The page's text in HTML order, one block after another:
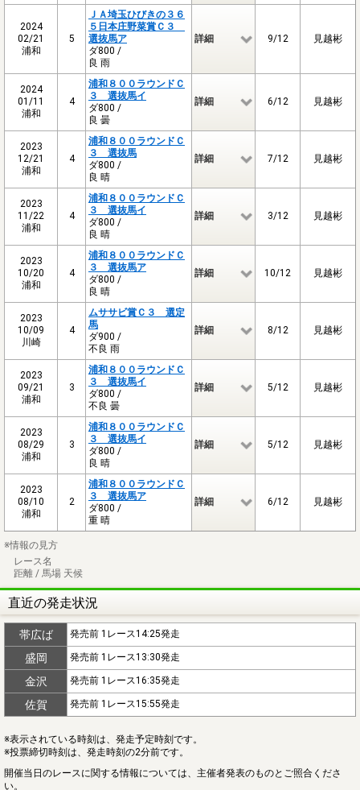
2024
02/21
浦和
5
ＪＡ埼玉ひびきの３６
５日本庄野菜賞Ｃ３
選抜馬ア
ダ800 /
良 雨
詳細 9/12 見越彬
2024
01/11
浦和
4
浦和８００ラウンドＣ
３ 選抜馬イ
ダ800 /
良 曇
詳細 6/12 見越彬
2023
12/21
浦和
4
浦和８００ラウンドＣ
３ 選抜馬
ダ800 /
良 晴
詳細 7/12 見越彬
2023
11/22
浦和
4
浦和８００ラウンドＣ
３ 選抜馬イ
ダ800 /
良 晴
詳細 3/12 見越彬
2023
10/20
浦和
4
浦和８００ラウンドＣ
３ 選抜馬ア
ダ800 /
良 晴
詳細 10/12 見越彬
2023
10/09
川崎
4
ムササビ賞Ｃ３ 選定
馬
ダ900 /
不良 雨
詳細 8/12 見越彬
2023
09/21
浦和
3
浦和８００ラウンドＣ
３ 選抜馬イ
ダ800 /
不良 曇
詳細 5/12 見越彬
2023
08/29
浦和
3
浦和８００ラウンドＣ
３ 選抜馬イ
ダ800 /
良 晴
詳細 5/12 見越彬
2023
08/10
浦和
2
浦和８００ラウンドＣ
３ 選抜馬ア
ダ800 /
重 晴
詳細 6/12 見越彬
※情報の見方
レース名
距離 / 馬場 天候
直近の発走状況
帯広ば 発売前 1レース14:25発走
盛岡 発売前 1レース13:30発走
金沢 発売前 1レース16:35発走
佐賀 発売前 1レース15:55発走
※表示されている時刻は、発走予定時刻です。
※投票締切時刻は、発走時刻の2分前です。
開催当日のレースに関する情報については、主催者発表のものとご照合くださ
い。